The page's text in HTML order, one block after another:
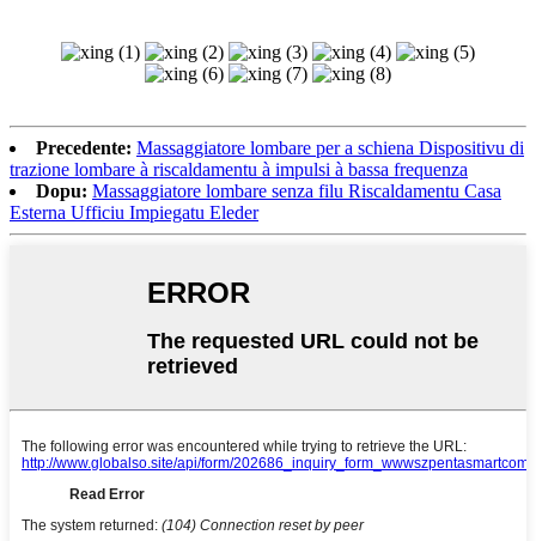
Precedente: Massaggiatore lombare per a schiena Dispositivu di
trazione lombare à riscaldamentu à impulsi à bassa frequenza
Dopu: Massaggiatore lombare senza filu Riscaldamentu Casa
Esterna Ufficiu Impiegatu Eleder